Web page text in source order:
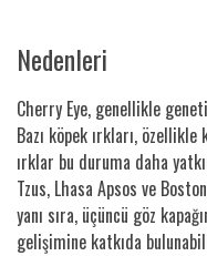
Nedenleri
Cherry Eye, genellikle
Bazı köpek ırkları,
ırklar bu duruma daha
Tzus, Lhasa Apsos ve
yanı sıra, üçüncü göz
gelişimine katkıda